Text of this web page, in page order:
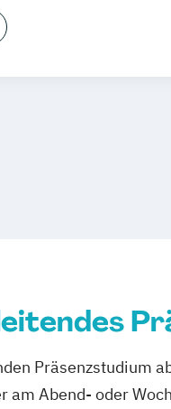
Präsenzstudium
am Abend- oder